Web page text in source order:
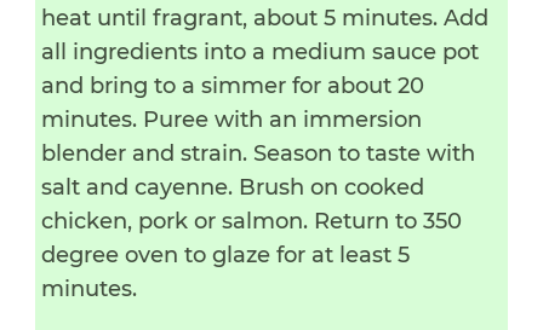
heat until fragrant, about 5 minutes. Add
all ingredients into a medium sauce pot
and bring to a simmer for about 20
minutes. Puree with an immersion
blender and strain. Season to taste with
salt and cayenne. Brush on cooked
chicken, pork or salmon. Return to 350
degree oven to glaze for at least 5
minutes.